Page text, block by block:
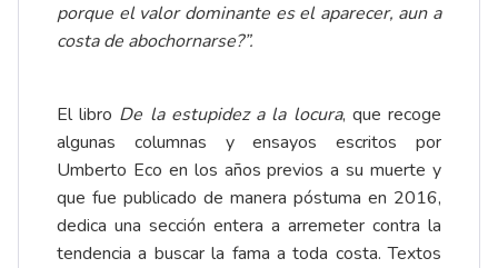
porque el valor dominante es el aparecer, aun a
costa de abochornarse?”.
El libro De la estupidez a la locura, que recoge
algunas columnas y ensayos escritos por
Umberto Eco en los años previos a su muerte y
que fue publicado de manera póstuma en 2016,
dedica una sección entera a arremeter contra la
tendencia a buscar la fama a toda costa. Textos